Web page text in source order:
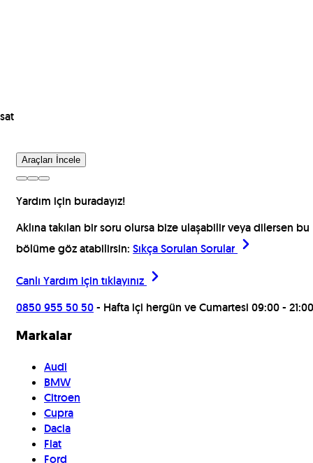
Araçları İncele
Yardım için buradayız!
Aklına takılan bir soru olursa bize ulaşabilir veya dilersen bu
bölüme göz atabilirsin: Sıkça Sorulan Sorular
Canlı Yardım için tıklayınız
0850 955 50 50- Hafta içi hergün ve Cumartesi 09:00 - 21:00
Markalar
Audi
BMW
Citroen
Cupra
Dacia
Fiat
Ford